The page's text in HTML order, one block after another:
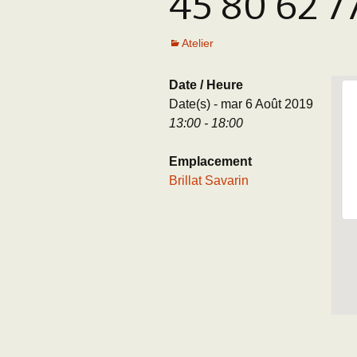
Les Travaux de
Atelier
Date / Heure
Date(s) - mar 6 Août 2019
13:00 - 18:00
Emplacement
Brillat Savarin